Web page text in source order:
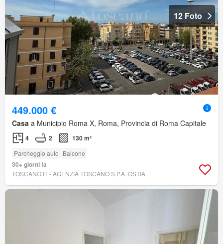
12 Foto
449.000 €
Casa a Municipio Roma X, Roma, Provincia di Roma Capitale
4 2 130 m²
Parcheggio auto Balcone
30+ giorni fa
TOSCANO.IT - AGENZIA TOSCANO S.P.A. OSTIA